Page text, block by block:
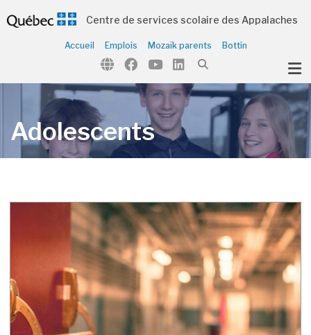
(Notre organisation )
(Écoles et centres )
(Parents et élèves )
(Citoyens )
Centre de services scolaire des Appalaches
Accueil Emplois Mozaïk parents Bottin
Adolescents